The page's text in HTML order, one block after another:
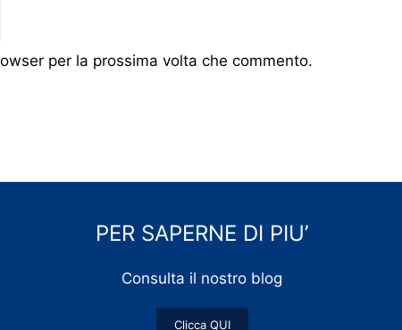
per la prossima volta che commento.
PER SAPERNE DI PIU’
Consulta il nostro blog
Clicca QUI